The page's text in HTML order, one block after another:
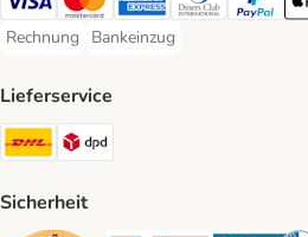
Visa Payment Method
Mastercard Payment Method
American Express
Diners Club
PayPal
Rechnung
Rechnung Payment Method
Bankeinzug
Bankeinzug Payment Method
Lieferservice
DHL Shipping Method
Sicherheit